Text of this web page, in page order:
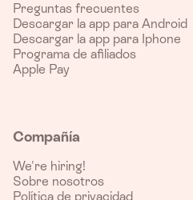
Preguntas frecuentes
Descargar la app para Android
Descargar la app para Iphone
Programa de afiliados
Apple Pay
Compañía
We're hiring!
Sobre nosotros
Política de privacidad